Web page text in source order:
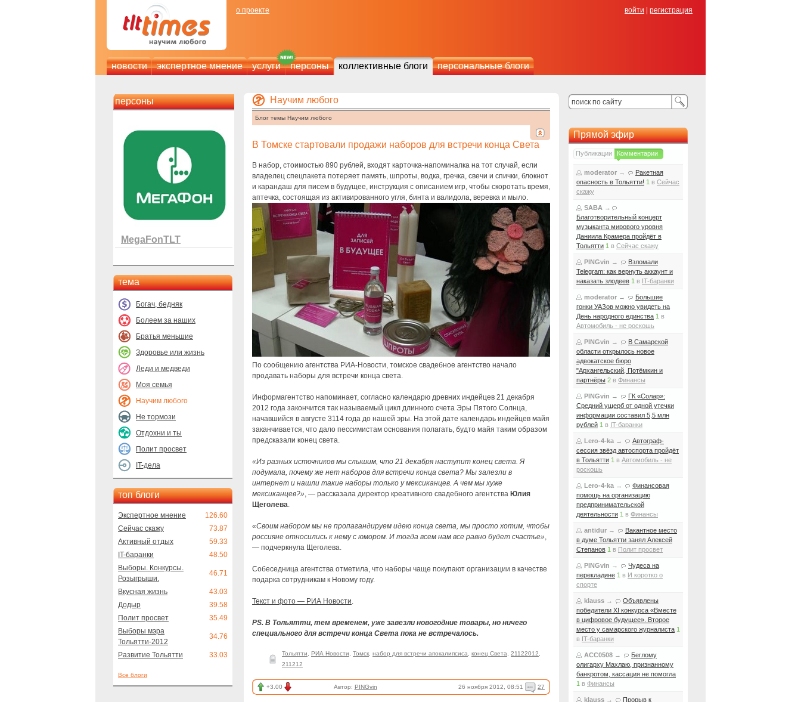
о проекте войти регистрация
новости экспертное мнение услуги персоны коллективные блоги персональные блоги
персоны
MegaFonTLT
тема
Богач, бедняк
Болеем за наших
Братья меньшие
Здоровье или жизнь
Леди и медведи
Моя семья
Научим любого
Не тормози
Отдохни и ты
Полит просвет
IT-дела
топ блоги
Экспертное мнение
126.60
Сейчас скажу
73.87
Активный отдых
59.33
IT-баранки
48.50
Выборы. Конкурсы.
Розыгрыши.
46.71
Вкусная жизнь
43.03
Додыр
39.58
Полит просвет
35.49
Выборы мэра
Тольятти-2012
34.76
Развитие Тольятти 33.03
Все блоги
Научим любого
Блог темы Научим любого
В Томске стартовали продажи наборов для встречи конца Света
В набор, стоимостью 890 рублей, входят карточка-напоминалка на тот случай, если
владелец спецпакета потеряет память, шпроты, водка, гречка, свечи и спички, блокнот
и карандаш для писем в будущее, инструкция с описанием игр, чтобы скоротать время,
аптечка, состоящая из активированного угля, бинта и валидола, веревка и мыло.
По сообщению агентства РИА-Новости, томское свадебное агентство начало
продавать наборы для встречи конца света.
Информагентство напоминает, согласно календарю древних индейцев 21 декабря
2012 года закончится так называемый цикл длинного счета Эры Пятого Солнца,
начавшийся в августе 3114 года до нашей эры. На этой дате календарь индейцев майя
заканчивается, что дало пессимистам основания полагать, будто майя таким образом
предсказали конец света.
«Из разных источников мы слышим, что 21 декабря наступит конец света. Я
подумала, почему же нет наборов для встречи конца света? Мы залезли в
интернет и нашли такие наборы только у мексиканцев. А чем мы хуже
мексиканцев?», — рассказала директор креативного свадебного агентства Юлия
Щеголева.
«Своим набором мы не пропагандируем идею конца света, мы просто хотим, чтобы
россияне относились к нему с юмором. И тогда всем нам все равно будет счастье»,
— подчеркнула Щеголева.
Собеседница агентства отметила, что наборы чаще покупают организации в качестве
подарка сотрудникам к Новому году.
Текст и фото — РИА Новости.
PS. В Тольятти, тем временем, уже завезли новогодние товары, но ничего
специального для встречи конца Света пока не встречалось.
Тольятти РИА Новости Томск набор для встречи апокалипсиса конец Света 21122012
211212
+3.00 Автор: PINGvin 26 ноября 2012, 08:51 27
Прямой эфир
Публикации Комментарии
moderator →
Ракетная
опасность в Тольятти! 1 в Сейчас
скажу
SABA →
Благотворительный концерт
музыканта мирового уровня
Даниила Крамера пройдёт в
Тольятти 1 в Сейчас скажу
PINGvin →
Взломали
Telegram: как вернуть аккаунт и
наказать злодеев 1 в IT-баранки
moderator →
Большие
гонки УАЗов можно увидеть на
День народного единства 1 в
Автомобиль - не роскошь
PINGvin →
В Самарской
области открылось новое
адвокатское бюро
"Архангельский, Потёмкин и
партнёры 2 в Финансы
PINGvin →
ГК «Солар»:
Средний ущерб от одной утечки
информации составил 5,5 млн
рублей 1 в IT-баранки
Lero-4-ka →
Автограф-
сессия звёзд автоспорта пройдёт
в Тольятти 1 в Автомобиль - не
роскошь
Lero-4-ka →
Финансовая
помощь на организацию
предпринимательской
деятельности 1 в Финансы
antidur →
Вакантное место
в думе Тольятти занял Алексей
Степанов 1 в Полит просвет
PINGvin →
Чудеса на
перекладине 1 в И коротко о
спорте
klauss →
Объявлены
победители XI конкурса «Вместе
в цифровое будущее». Второе
место у самарского журналиста 1
в IT-баранки
ACC0508 →
Беглому
олигарху Махлаю, признанному
банкротом, кассация не помогла
1 в Финансы
klauss →
Прорыв к